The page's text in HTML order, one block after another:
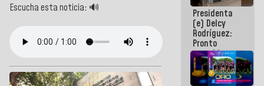
Escucha esta noticia: 🔊 Presidenta
(e) Delcy
Rodríguez:
Pronto
restableceremos
las
operaciones